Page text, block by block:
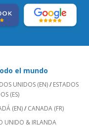
el mundo
UNIDOS (EN)/ ESTADOS
(ES)
(EN)/ CANADA (FR)
UNIDO & IRLANDA